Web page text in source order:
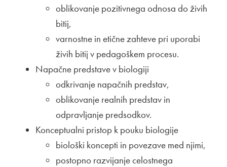
oblikovanje pozitivnega odnosa do živih
bitij,
varnostne in etične zahteve pri uporabi
živih bitij v pedagoškem procesu.
Napačne predstave v biologiji
odkrivanje napačnih predstav,
oblikovanje realnih predstav in
odpravljanje predsodkov.
Konceptualni pristop k pouku biologije
biološki koncepti in povezave med njimi,
postopno razvijanje celostnega